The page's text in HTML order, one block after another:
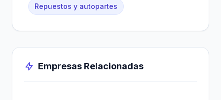
Repuestos y autopartes
Empresas Relacionadas